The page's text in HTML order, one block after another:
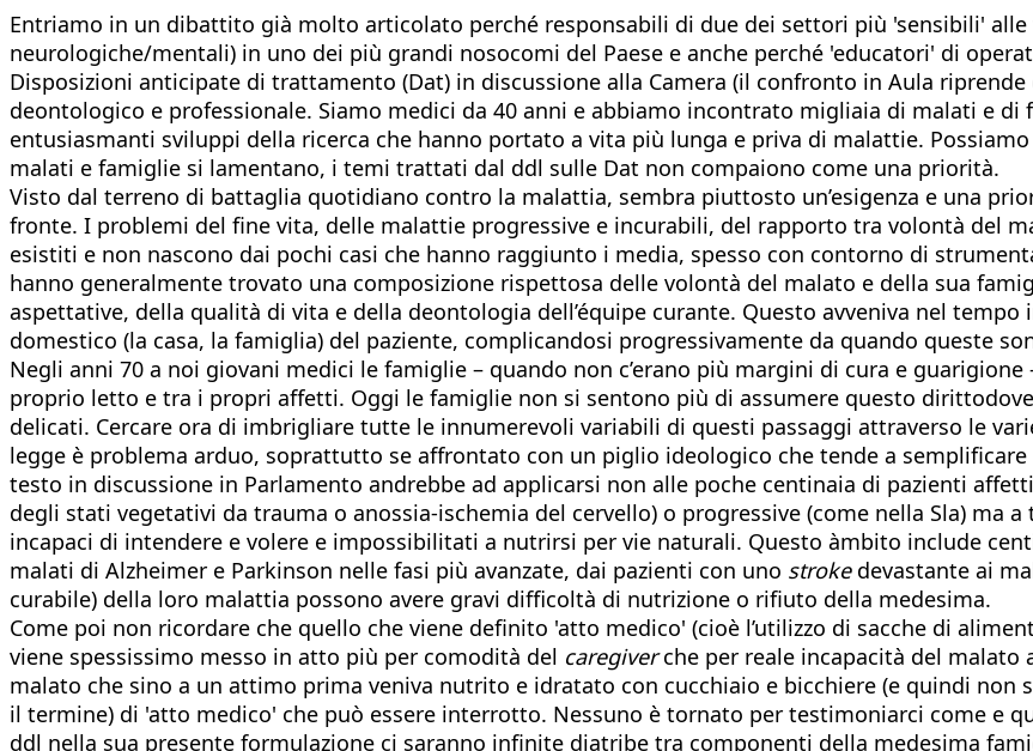
Entriamo in un dibattito già molto articolato perché responsabili di due dei settori più 'sensibili'
neurologiche/mentali) in uno dei più grandi nosocomi del Paese e anche perché 'educatori' di
Disposizioni anticipate di trattamento (Dat) in discussione alla Camera (il confronto in Aula
deontologico e professionale. Siamo medici da 40 anni e abbiamo incontrato migliaia di malati e
entusiasmanti sviluppi della ricerca che hanno portato a vita più lunga e priva di malattie.
malati e famiglie si lamentano, i temi trattati dal ddl sulle Dat non compaiono come una priorità.
Visto dal terreno di battaglia quotidiano contro la malattia, sembra piuttosto un’esigenza e una
fronte. I problemi del fine vita, delle malattie progressive e incurabili, del rapporto tra volontà del
esistiti e non nascono dai pochi casi che hanno raggiunto i media, spesso con contorno di
hanno generalmente trovato una composizione rispettosa delle volontà del malato e della sua
aspettative, della qualità di vita e della deontologia dell’équipe curante. Questo avveniva nel
domestico (la casa, la famiglia) del paziente, complicandosi progressivamente da quando queste
Negli anni 70 a noi giovani medici le famiglie – quando non c’erano più margini di cura e
proprio letto e tra i propri affetti. Oggi le famiglie non si sentono più di assumere questo
delicati. Cercare ora di imbrigliare tutte le innumerevoli variabili di questi passaggi attraverso le
legge è problema arduo, soprattutto se affrontato con un piglio ideologico che tende a
testo in discussione in Parlamento andrebbe ad applicarsi non alle poche centinaia di pazienti
degli stati vegetativi da trauma o anossia-ischemia del cervello) o progressive (come nella Sla) ma
incapaci di intendere e volere e impossibilitati a nutrirsi per vie naturali. Questo àmbito include
malati di Alzheimer e Parkinson nelle fasi più avanzate, dai pazienti con uno strokedevastante ai
curabile) della loro malattia possono avere gravi difficoltà di nutrizione o rifiuto della medesima.
Come poi non ricordare che quello che viene definito 'atto medico' (cioè l’utilizzo di sacche di
viene spessissimo messo in atto più per comodità del caregiverche per reale incapacità del malato
malato che sino a un attimo prima veniva nutrito e idratato con cucchiaio e bicchiere (e quindi
il termine) di 'atto medico' che può essere interrotto. Nessuno è tornato per testimoniarci come e
ddl nella sua presente formulazione ci saranno infinite diatribe tra componenti della medesima